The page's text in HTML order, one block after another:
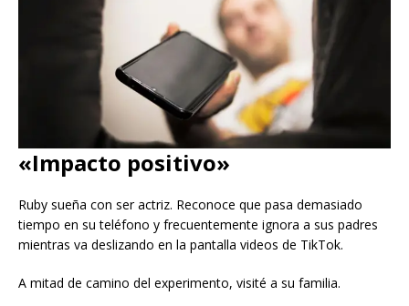
«Impacto positivo»
Ruby sueña con ser actriz. Reconoce que pasa demasiado
tiempo en su teléfono y frecuentemente ignora a sus padres
mientras va deslizando en la pantalla videos de TikTok.
A mitad de camino del experimento, visité a su familia.